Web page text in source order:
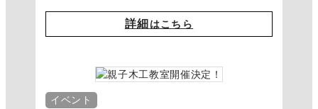
詳細はこちら
イベント